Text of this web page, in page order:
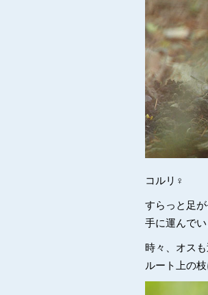
コルリ♀
すらっと足
手に運んで
時々、オス
ルート上の